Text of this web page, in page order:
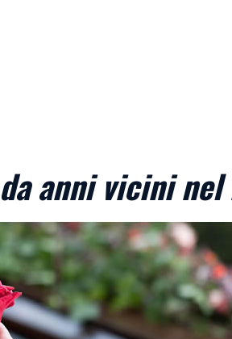
anni vicini